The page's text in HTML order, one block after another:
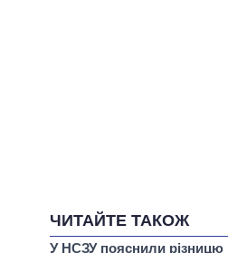
ЧИТАЙТЕ ТАКОЖ
У НСЗУ пояснили різницю